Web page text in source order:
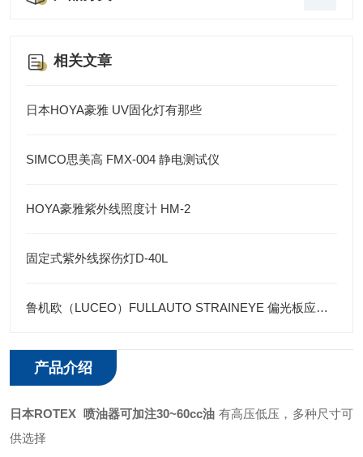
相关文章
日本HOYA豪雅 UV固化灯有那些
SIMCO思美高 FMX-004 静电测试仪
HOYA豪雅紫外线照度计 HM-2
固定式紫外线探伤灯D-40L
鲁机欧（LUCEO）FULLAUTO STRAINEYE 偏光板应力检测系统
产品介绍
日本ROTEX 喷油器可加注30~60cc油 有高压低压，多种尺寸可
供选择